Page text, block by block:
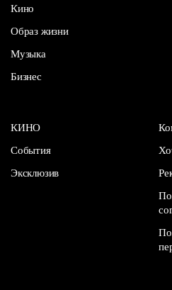
Кино
Образ жизни
Музыка
Бизнес
КИНО
События
Эксклюзив